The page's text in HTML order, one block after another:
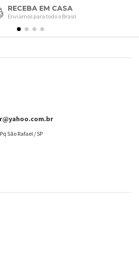
RECEBA EM CASA
Enviamos para todo o Brasil
São Rafael / SP